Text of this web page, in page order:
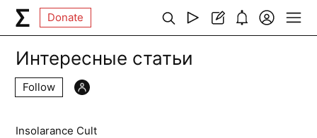
Donate
Интересные статьи
Follow
Insolarance Cult